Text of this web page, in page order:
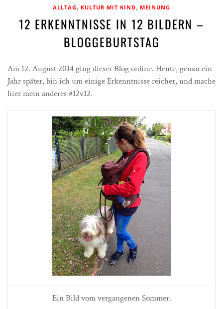
ALLTAG , KULTUR MIT KIND, MEINUNG
12 ERKENNTNISSE IN 12 BILDERN –
BLOGGEBURTSTAG
Am 12. August 2014 ging dieser Blog online. Heute, genau ein
Jahr später, bin ich um einige Erkenntnisse reicher, und mache
hier mein anderes #12v12.
Ein Bild vom vergangenen Sommer.